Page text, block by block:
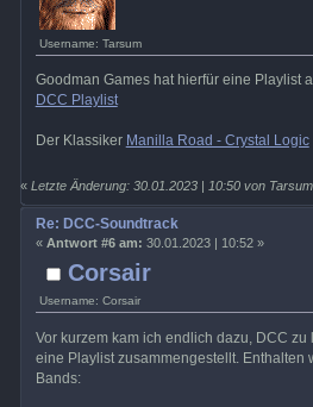
Username: Tarsum
Goodman Games hat hierfür eine Playlist
DCC Playlist
Der Klassiker Manilla Road - Crystal Logic
«Letzte Änderung: 30.01.2023 | 10:50 von Tarsum
Corsair
Username: Corsair
Re: DCC-Soundtrack
« Antwort #6 am: 30.01.2023 | 10:52 »
Vor kurzem kam ich endlich dazu, DCC
eine Playlist zusammengestellt. Enthalten
Bands: